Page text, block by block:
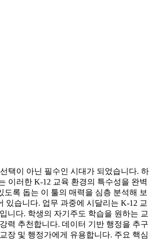
택이 아닌 필수인 시대가 되었습니다. 하
이러한 K-12 교육 환경의 특수성을 완벽
록 돕는 이 툴의 매력을 심층 분석해 보
습니다. 업무 과중에 시달리는 K-12 교
니다. 학생의 자기주도 학습을 원하는 교
력 추천합니다. 데이터 기반 행정을 추구
장 및 행정가에게 유용합니다. 주요 핵심